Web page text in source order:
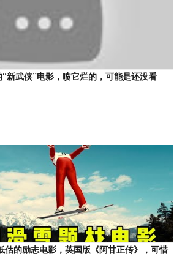
“新武侠”电影，喷它烂的，可能是还没看
估的励志电影，英国版《阿甘正传》，可惜